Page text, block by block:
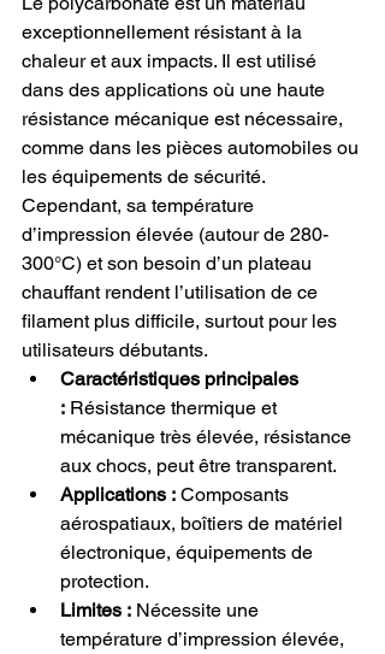
exceptionnellement résistant à la
chaleur et aux impacts. Il est utilisé
dans des applications où une haute
résistance mécanique est nécessaire,
comme dans les pièces automobiles ou
les équipements de sécurité.
Cependant, sa température
d’impression élevée (autour de 280-
300°C) et son besoin d’un plateau
chauffant rendent l’utilisation de ce
filament plus difficile, surtout pour les
utilisateurs débutants.
Caractéristiques principales
: Résistance thermique et
mécanique très élevée, résistance
aux chocs, peut être transparent.
Applications : Composants
aérospatiaux, boîtiers de matériel
électronique, équipements de
protection.
Limites : Nécessite une
température d’impression élevée,